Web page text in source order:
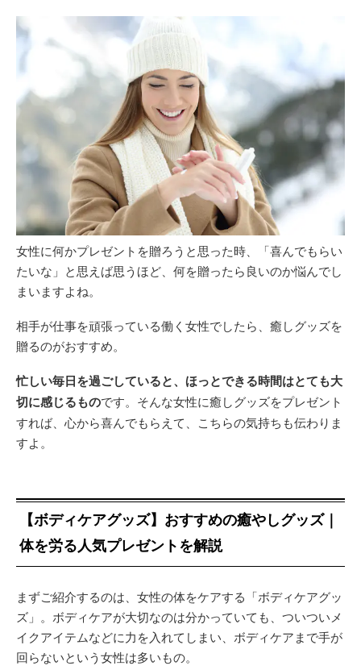
女性に何かプレゼントを贈ろうと思った時、「喜んでもらい
たいな」と思えば思うほど、何を贈ったら良いのか悩んでし
まいますよね。
相手が仕事を頑張っている働く女性でしたら、癒しグッズを
贈るのがおすすめ。
忙しい毎日を過ごしていると、ほっとできる時間はとても大
切に感じるものです。そんな女性に癒しグッズをプレゼント
すれば、心から喜んでもらえて、こちらの気持ちも伝わりま
すよ。
【ボディケアグッズ】おすすめの癒やしグッズ｜
体を労る人気プレゼントを解説
まずご紹介するのは、女性の体をケアする「ボディケアグッ
ズ」。ボディケアが大切なのは分かっていても、ついついメ
イクアイテムなどに力を入れてしまい、ボディケアまで手が
回らないという女性は多いもの。